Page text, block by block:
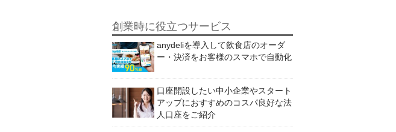
創業時に役立つサービス
anydeliを導入して飲食店のオーダ
ー・決済をお客様のスマホで自動化
口座開設したい中小企業やスタート
アップにおすすめのコスパ良好な法
人口座をご紹介